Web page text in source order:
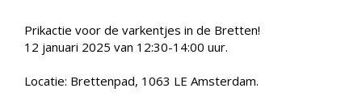
Prikactie voor de varkentjes in de Bretten!
12 januari 2025 van 12:30-14:00 uur.
Locatie: Brettenpad, 1063 LE Amsterdam.